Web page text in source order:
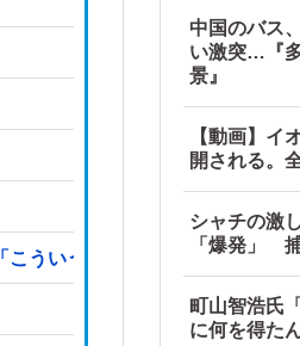
ういうのを見ると日本人は何か
中国のバス
い激突…『
景』
【動画】イ
開される。
シャチの激
「爆発」
町山智浩氏
に何を得た